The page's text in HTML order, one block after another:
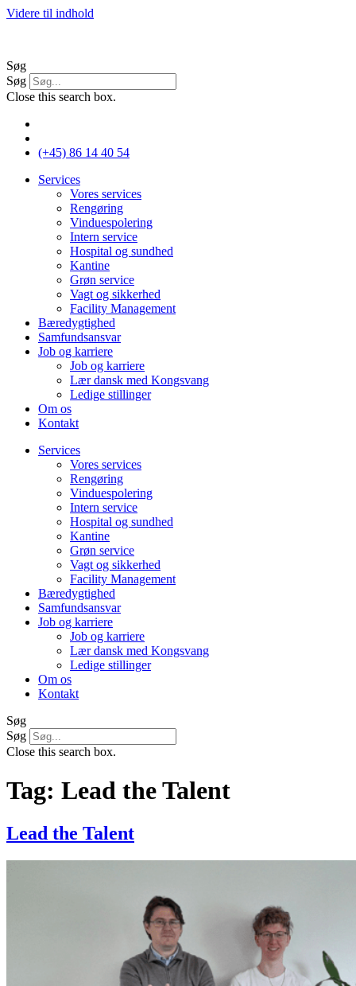
Videre til indhold
Søg
Søg
Close this search box.
(+45) 86 14 40 54
Services
Vores services
Rengøring
Vinduespolering
Intern service
Hospital og sundhed
Kantine
Grøn service
Vagt og sikkerhed
Facility Management
Bæredygtighed
Samfundsansvar
Job og karriere
Job og karriere
Lær dansk med Kongsvang
Ledige stillinger
Om os
Kontakt
Services
Vores services
Rengøring
Vinduespolering
Intern service
Hospital og sundhed
Kantine
Grøn service
Vagt og sikkerhed
Facility Management
Bæredygtighed
Samfundsansvar
Job og karriere
Job og karriere
Lær dansk med Kongsvang
Ledige stillinger
Om os
Kontakt
Søg
Søg
Close this search box.
Tag: Lead the Talent
Lead the Talent